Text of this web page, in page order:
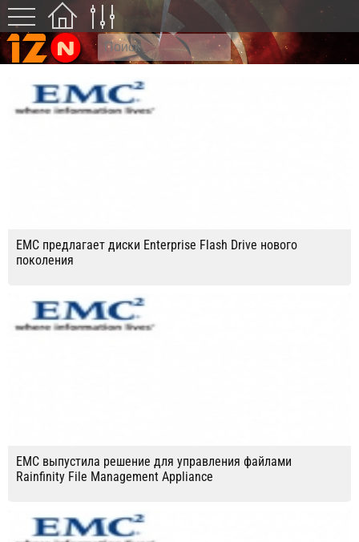
EMC предлагает диски Enterprise Flash Drive нового
поколения
EMC выпустила решение для управления файлами
Rainfinity File Management Appliance